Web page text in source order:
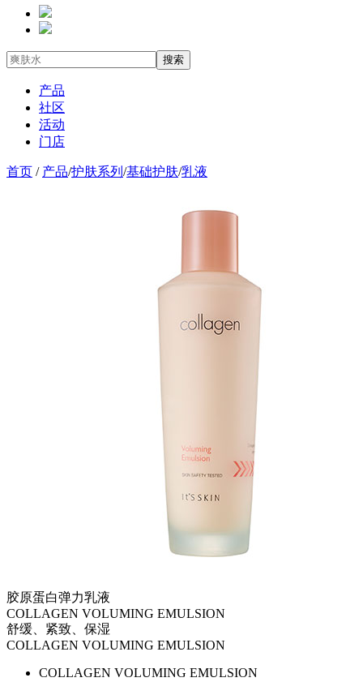
搜索
产品
社区
活动
门店
首页 / 产品/护肤系列 /基础护肤/乳液
胶原蛋白弹力乳液
COLLAGEN VOLUMING EMULSION
舒缓、紧致、保湿
COLLAGEN VOLUMING EMULSION
COLLAGEN VOLUMING EMULSION